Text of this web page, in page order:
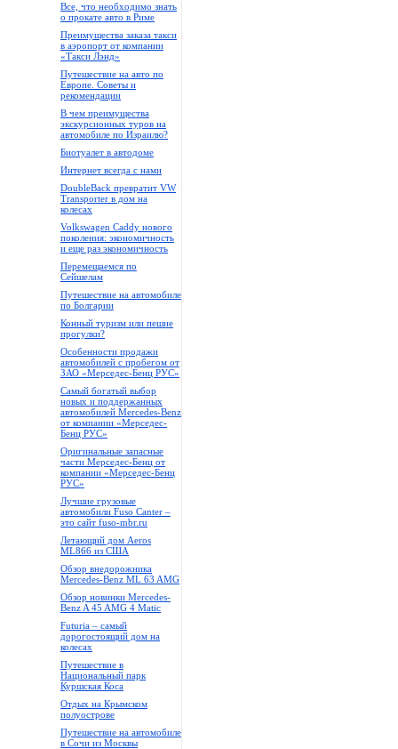
Все, что необходимо знать
о прокате авто в Риме
Преимущества заказа такси
в аэропорт от компании
«Такси Лэнд»
Путешествие на авто по
Европе. Советы и
рекомендации
В чем преимущества
экскурсионных туров на
автомобиле по Израилю?
Биотуалет в автодоме
Интернет всегда с нами
DoubleBack превратит VW
Transporter в дом на
колесах
Volkswagen Caddy нового
поколения: экономичность
и еще раз экономичность
Перемещаемся по
Сейшелам
Путешествие на автомобиле
по Болгарии
Конный туризм или пешие
прогулки?
Особенности продажи
автомобилей с пробегом от
ЗАО «Мерседес-Бенц РУС»
Самый богатый выбор
новых и поддержанных
автомобилей Mercedes-Benz
от компании «Мерседес-
Бенц РУС»
Оригинальные запасные
части Мерседес-Бенц от
компании «Мерседес-Бенц
РУС»
Лучшие грузовые
автомобили Fuso Canter –
это сайт fuso-mbr.ru
Летающий дом Aeros
ML866 из США
Обзор внедорожника
Mercedes-Benz ML 63 AMG
Обзор новинки Mercedes-
Benz A 45 AMG 4 Matic
Futuria – самый
дорогостоящий дом на
колесах
Путешествие в
Национальный парк
Куршская Коса
Отдых на Крымском
полуострове
Путешествие на автомобиле
в Сочи из Москвы